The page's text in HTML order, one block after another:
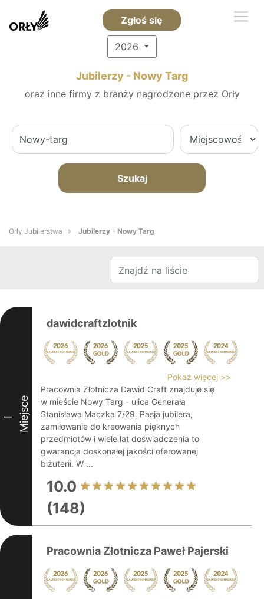
Zgłoś się
2026
Jubilerzy - Nowy Targ
oraz inne firmy z branży nagrodzone przez Orły
Szukaj
Orły Jubilerstwa Jubilerzy - Nowy Targ
I Miejsce
dawidcraftzlotnik
Pokaż więcej >>
Pracownia Złotnicza Dawid Craft znajduje się
w mieście Nowy Targ - ulica Generała
Stanisława Maczka 7/29. Pasja jubilera,
zamiłowanie do kreowania pięknych
przedmiotów i wiele lat doświadczenia to
gwarancja doskonałej jakości oferowanej
biżuterii. W ...
10.0
(148)
Pracownia Złotnicza Paweł Pajerski